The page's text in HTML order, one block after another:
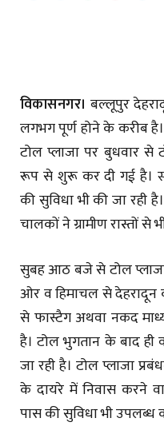
विकासनगर। बल्लूपुर
लगभग पूर्ण होने के करीब
टोल प्लाजा पर बुधवार से
रूप से शुरू कर दी गई है।
की सुविधा भी की जा रही
चालकों ने ग्रामीण रास्तों
सुबह आठ बजे से टोल
ओर व हिमाचल से
से फास्टैग अथवा नकद
है। टोल भुगतान के बाद
जा रही है। टोल प्लाजा
के दायरे में निवास करने
पास की सुविधा भी उपलब्ध